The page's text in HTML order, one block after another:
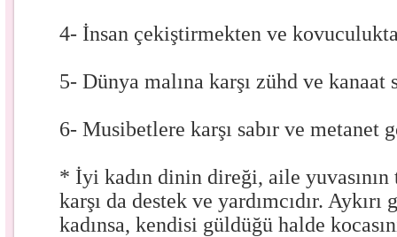
4- İnsan çekiştirmekten ve
5- Dünya malına karşı zühd ve kanaat
6- Musibetlere karşı sabır ve metanet
* İyi kadın dinin direği, aile
karşı da destek ve yardımcıdır.
kadınsa, kendisi güldüğü halde